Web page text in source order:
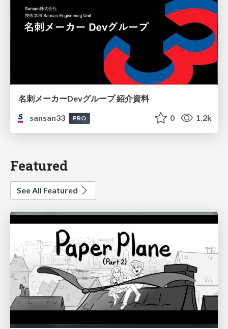
名刺メーカーDevグループ 紹介資料
sansan33
PRO 0 1.2k
Featured
See All Featured